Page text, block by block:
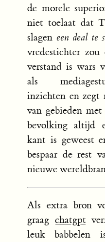
de morele
niet toelaat dat
slagen een deal te
vredestichter
verstand is wars
als
inzichten en zegt
van gebieden
bevolking altijd
kant is geweest
bespaar de rest
nieuwe
Als extra bron
graag chatgpt
leuk babbelen